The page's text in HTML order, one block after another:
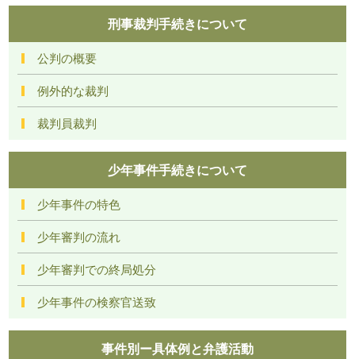
刑事裁判手続きについて
公判の概要
例外的な裁判
裁判員裁判
少年事件手続きについて
少年事件の特色
少年審判の流れ
少年審判での終局処分
少年事件の検察官送致
事件別ー具体例と弁護活動